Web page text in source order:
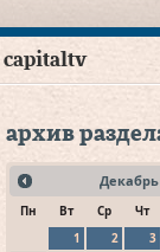
capitaltv
архив
Декабрь
Пн Вт Ср Чт
1
2 3